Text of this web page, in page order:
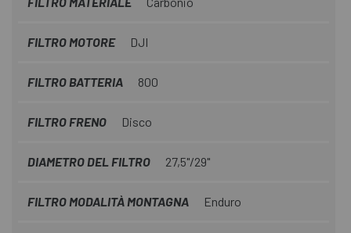
FILTRO MOTORE DJI
FILTRO BATTERIA 800
FILTRO FRENO Disco
DIAMETRO DEL FILTRO 27,5"/29"
FILTRO MODALITÀ MONTAGNA Enduro